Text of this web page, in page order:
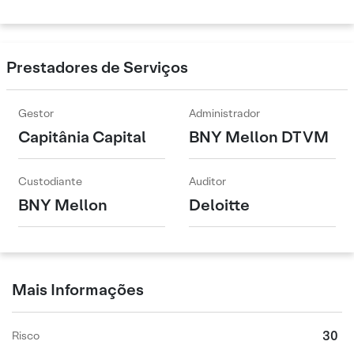
Prestadores de Serviços
Gestor
Capitânia Capital
Administrador
BNY Mellon DTVM
Custodiante
BNY Mellon
Auditor
Deloitte
Mais Informações
Risco 30